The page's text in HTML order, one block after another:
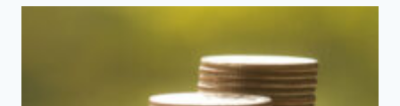
DETRAZIONE